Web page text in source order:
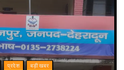
प्रदेश बड़ी खबर